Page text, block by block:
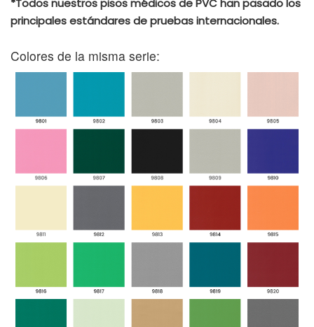
*Todos nuestros pisos médicos de PVC han pasado los
principales estándares de pruebas internacionales.
Colores de la misma serie: